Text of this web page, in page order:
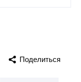
Поделиться